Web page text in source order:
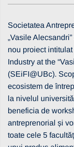
Societatea
„Vasile
nou proiect
Industry at the
(SEiFI@UBc).
ecosistem de
la nivelul
beneficia de
antreprenorial și
toate cele 5